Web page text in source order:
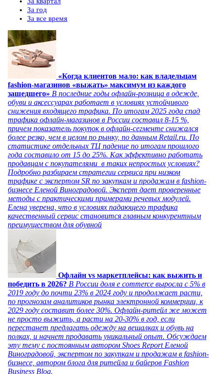
За год
За все время
«Когда клиентов мало: как владельцам
fashion-магазинов «выжать» максимум из каждого
зашедшего» В последние годы офлайн-розница в одежде,
обуви и аксессуарах работает в условиях устойчивого
снижения входящего трафика. По итогам 2025 года спад
трафика офлайн-магазинов в России составил 8-15 %,
причем показатель покупок в офлайн-сегменте снижался
более резко, чем в целом по рынку, по данным Retail.ru. По
статистике отдельных ТЦ падение по итогам прошлого
года составило от 15 до 25%. Как эффективно работать
продавцам с покупателями в таких непростых условиях?
Подробно разбираем стратегии сервиса при низком
трафике с экспертом SR по закупкам и продажам в fashion-
бизнесе Еленой Виноградовой. Эксперт дает проверенные
методы с практическими примерами речевых модулей.
Елена уверена, что в условиях падающего трафика
качественный сервис становится главным конкурентным
преимуществом для обувной
Офлайн vs маркетплейсы: как выжить и
победить в 2026? В России доля e commerce выросла с 5% в
2019 году до почти 23% в 2024 году и продолжает расти,
по прогнозам аналитиков рынка электронной коммерции, к
2029 году составит более 30%. Офлайн-ритейл же может
не просто выжить, а расти на 20-30% в год, если
перестанет предлагать одежду на вешалках и обувь на
полках, и начнет продавать уникальный опыт. Обсуждаем
эту тему с постоянным автором Shoes Report Еленой
Виноградовой, экспертом по закупкам и продажам в fashion-
бизнесе, автором блога для ритейла и байеров Fashion
Business Blog.